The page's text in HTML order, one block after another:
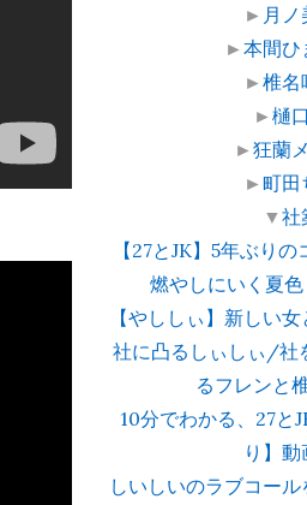
► 月ノ
►本間ひ
►椎名
►樋
►狂蘭
►町田
▼社
【27とJK】5年ぶり
燃やしにいく夏色
【やししぃ】新しい
社に凸るしぃしぃ/社
るフレンと
10分でわかる、27と
り】動
しいしいのラブコー